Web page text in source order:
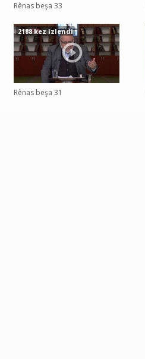
Rênas beşa 33
Rênas beşa 31
2188 kez izlendi